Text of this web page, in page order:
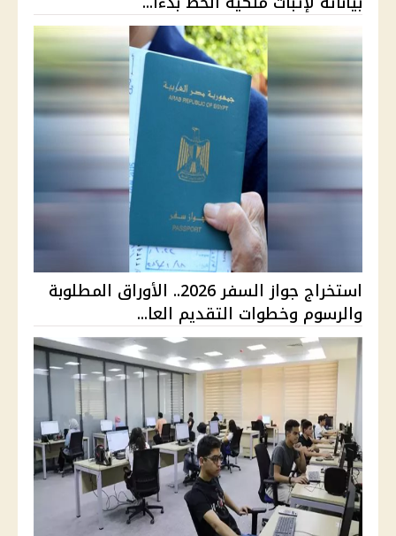
استخراج جواز السفر 2026.. الأوراق المطلوبة
والرسوم وخطوات التقديم العا...